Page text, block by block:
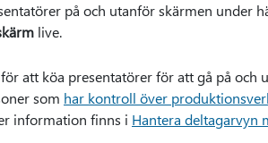
på och utanför skärmen under
live.
för att köa presentatörer för att gå på och
som har kontroll över
information finns i Hantera deltagarvyn